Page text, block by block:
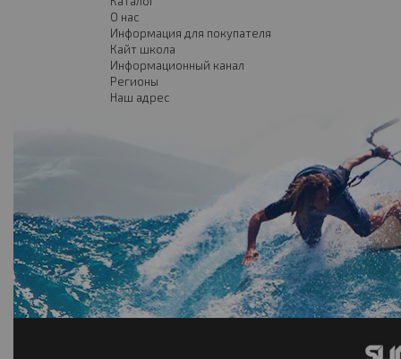
О нас
Информация для покупателя
Кайт школа
Информационный канал
Регионы
Наш адрес